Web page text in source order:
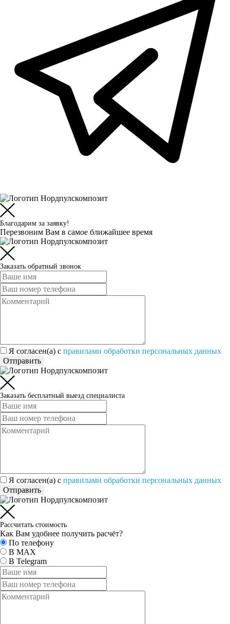
Благодарим за заявку!
Перезвоним Вам в самое ближайшее время
Заказать обратный звонок
Я согласен(а) c правилами обработки персональных данных
Отправить
Заказать бесплатный выезд специалиста
Я согласен(а) c правилами обработки персональных данных
Отправить
Рассчитать стоимость
Как Вам удобнее получить расчёт?
По телефону
В MAX
В Telegram